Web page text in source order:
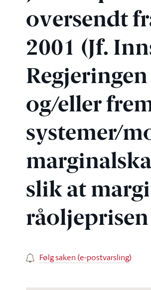
oversendt
2001 (Jf.
og/eller
systemer/
slik at
råoljeprisen
Følg saken (e-postvarsling)